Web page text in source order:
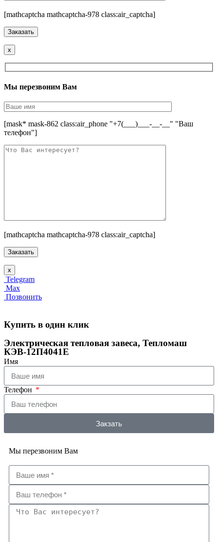
[mathcaptcha mathcaptcha-978 class:air_captcha]
x
Мы перезвоним Вам
[mask* mask-862 class:air_phone "+7(___)___-__-__" "Ваш
телефон"]
[mathcaptcha mathcaptcha-978 class:air_captcha]
x
Telegram
Max
Позвонить
Купить в один клик
Электрическая тепловая завеса, Тепломаш
КЭВ-12П4041E
Имя
Телефон
Закзать
Мы перезвоним Вам